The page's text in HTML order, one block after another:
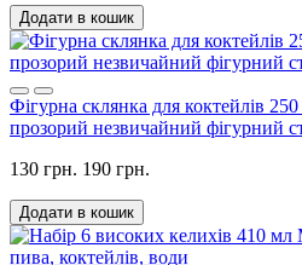
Додати в кошик
Фігурна склянка для коктейлів
прозорий незвичайний фігурний
130 грн. 190 грн.
Додати в кошик